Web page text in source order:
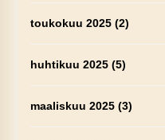
toukokuu 2025(2)
huhtikuu 2025(5)
maaliskuu 2025(3)